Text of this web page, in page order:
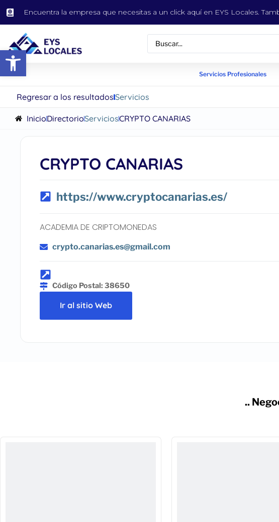
Abrir barra de herramientas
Encuentra la empresa que necesitas a un click aquí en EYS Locales.
Servicios Profesionales
Regresar a los resultadosServicios
InicioDirectorioServiciosCRYPTO CANARIAS
CRYPTO CANARIAS
https://www.cryptocanarias.es/
ACADEMIA DE CRIPTOMONEDAS
crypto.canarias.es@gmail.com
Código Postal: 38650
Ir al sitio Web
..